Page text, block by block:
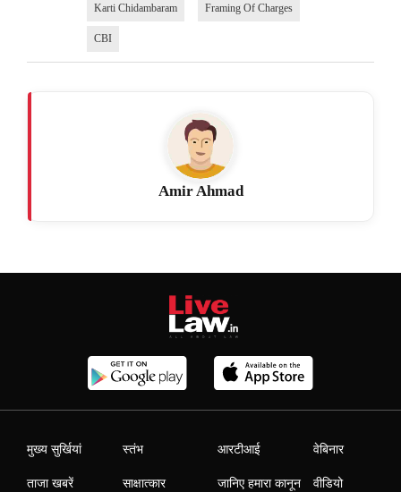
Karti Chidambaram Framing Of Charges
CBI
Amir Ahmad
मुख्य सुर्खियां
ताजा खबरें
स्तंभ
साक्षात्कार
आरटीआई
जानिए हमारा कानून
वेबिनार
वीडियो